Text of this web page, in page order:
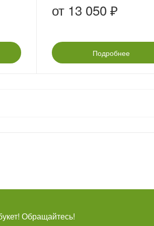
от 13 050 ₽
Подробнее
Обращайтесь!